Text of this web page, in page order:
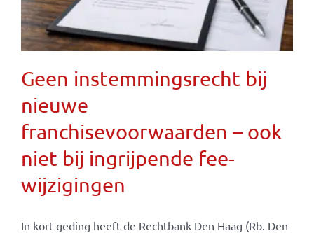
Geen instemmingsrecht bij
nieuwe
franchisevoorwaarden – ook
niet bij ingrijpende fee-
wijzigingen
In kort geding heeft de Rechtbank Den Haag (Rb. Den